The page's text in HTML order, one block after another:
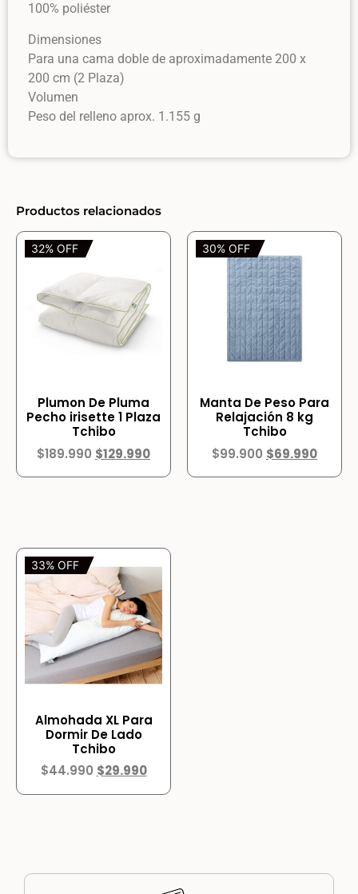
100% poliéster
Dimensiones
Para una cama doble de aproximadamente 200 x
200 cm (2 Plaza)
Volumen
Peso del relleno aprox. 1.155 g
Productos relacionados
32% OFF
Plumon De Pluma
Pecho irisette 1 Plaza
Tchibo
$189.990 $129.990
30% OFF
Manta De Peso Para
Relajación 8 kg
Tchibo
$99.900 $69.990
33% OFF
Almohada XL Para
Dormir De Lado
Tchibo
$44.990 $29.990